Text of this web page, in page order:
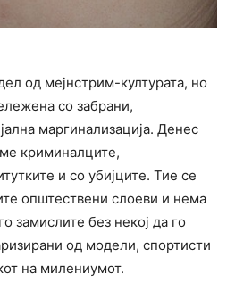
од мејнстрим-културата, но
со забрани,
маргинализација. Денес
криминалците,
и со убијците. Тие се
општествени слоеви и нема
замислите без некој да го
од модели, спортисти
на милениумот.